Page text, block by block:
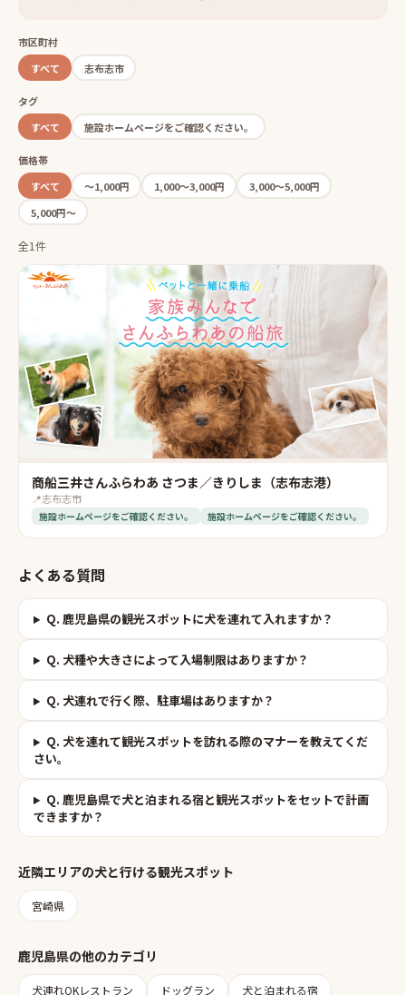
市区町村
すべて
志布志市
タグ
すべて
施設ホームページをご確認ください。
価格帯
すべて
〜1,000円 1,000〜3,000円
3,000〜5,000円
5,000円〜
全1件
商船三井さんふらわあ さつま／きりしま（志布志港）
📍志布志市
施設ホームページをご確認ください。 施設ホームページをご確認ください。
よくある質問
Q. 鹿児島県の観光スポットに犬を連れて入れますか？
Q. 犬種や大きさによって入場制限はありますか？
Q. 犬連れで行く際、駐車場はありますか？
Q. 犬を連れて観光スポットを訪れる際のマナーを教えてくだ
さい。
Q. 鹿児島県で犬と泊まれる宿と観光スポットをセットで計画
できますか？
近隣エリアの犬と行ける観光スポット
宮崎県
鹿児島県の他のカテゴリ
犬連れOKレストラン ドッグラン 犬と泊まれる宿